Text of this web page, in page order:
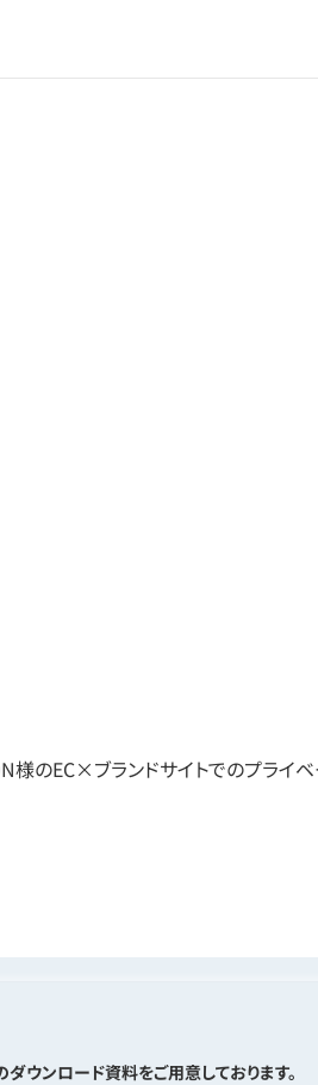
様のEC×ブランドサイトでのプライ
ウンロード資料をご用意しております。